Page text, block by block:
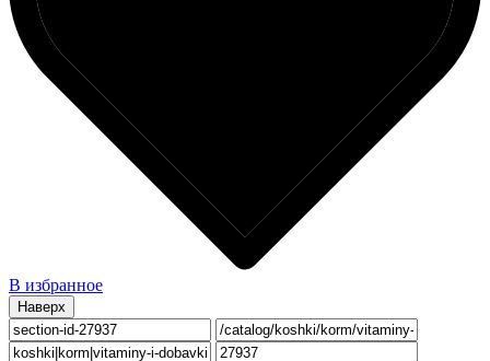
В избранное
Наверх